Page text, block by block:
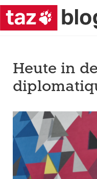
Heute in